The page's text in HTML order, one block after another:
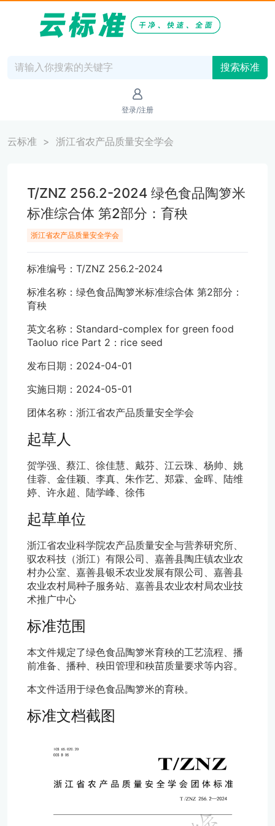
搜索标准
登录/注册
云标准 浙江省农产品质量安全学会
T/ZNZ 256.2-2024 绿色食品陶箩米
标准综合体 第2部分：育秧
浙江省农产品质量安全学会
标准编号：T/ZNZ 256.2-2024
标准名称：绿色食品陶箩米标准综合体 第2部分：
育秧
英文名称：Standard-complex for green food
Taoluo rice Part 2：rice seed
发布日期：2024-04-01
实施日期：2024-05-01
团体名称：浙江省农产品质量安全学会
起草人
贺学强、蔡江、徐佳慧、戴芬、江云珠、杨帅、姚
佳蓉、金佳颖、李真、朱作艺、郑霖、金晖、陆维
婷、许永超、陆学峰、徐伟
起草单位
浙江省农业科学院农产品质量安全与营养研究所、
驭农科技（浙江）有限公司、嘉善县陶庄镇农业农
村办公室、嘉善县银禾农业发展有限公司、嘉善县
农业农村局种子服务站、嘉善县农业农村局农业技
术推广中心
标准范围
本文件规定了绿色食品陶箩米育秧的工艺流程、播
前准备、播种、秧田管理和秧苗质量要求等内容。
本文件适用于绿色食品陶箩米的育秧。
标准文档截图